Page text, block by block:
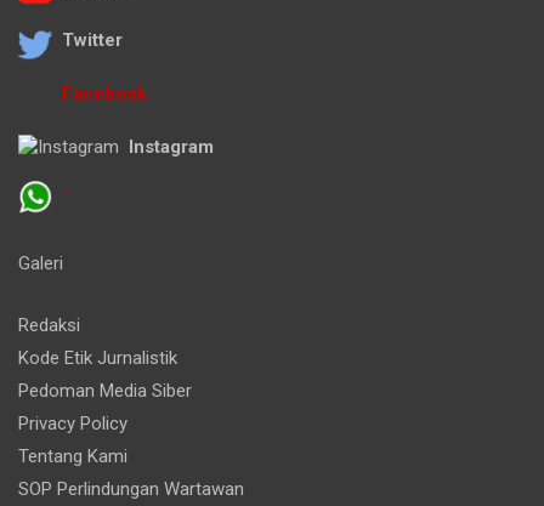
Twitter
Facebook
Instagram
-
Galeri
Redaksi
Kode Etik Jurnalistik
Pedoman Media Siber
Privacy Policy
Tentang Kami
SOP Perlindungan Wartawan